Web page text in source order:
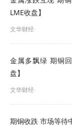
经纪商
不过，海关数
来新高，制造
LME收盘】
文华财经
金属多飘绿 期铜
盘】
文华财经
期铜收跌 市场等待